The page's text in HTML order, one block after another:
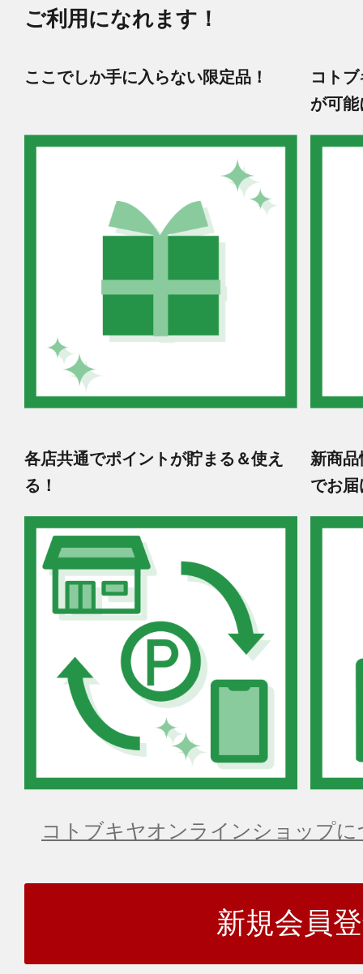
ご利用になれます！
ここでしか手に入らない限定品！
コト
が可能
各店共通でポイントが貯まる＆使え
る！
新商
でお届
コトブキヤオンラインショップ